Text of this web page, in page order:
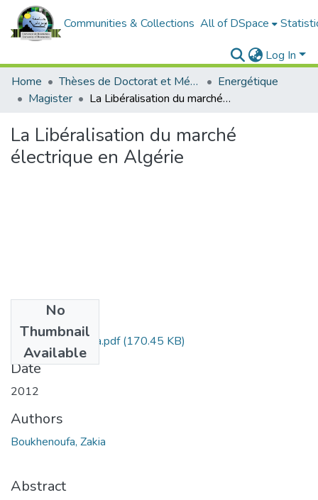
Communities & Collections All of DSpace
Log In
Home
Thèses de Doctorat et Mémoires de Magister
Energétique
Magister
La Libéralisation du marché électrique en Algérie
La Libéralisation du marché
électrique en Algérie
No
Thumbnail
Available
Boukhanoufa zakia.pdf(170.45 KB)
Date
2012
Authors
Boukhenoufa, Zakia
Abstract